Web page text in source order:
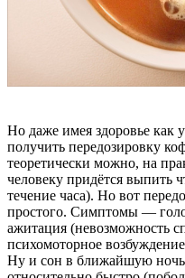
Но даже имея здоровье как
получить передозировку
теоретически можно, на
человеку придётся выпить
течение часа). Но вот
простого. Симптомы —
ажитация (невозможность
психомоторное
Ну и сон в ближайшую ночь